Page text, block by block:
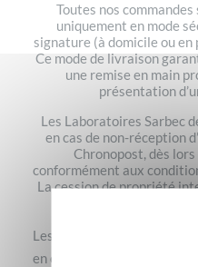
Toutes nos
uniquement en mode
signature (à domicile ou
Ce mode de livraison
une remise en main
présentation
Les Laboratoires Sarbec
en cas de non-réception
Chronopost, dès
conformément aux
La cession de propriété
Les Laboratoires
en cas de non réception.